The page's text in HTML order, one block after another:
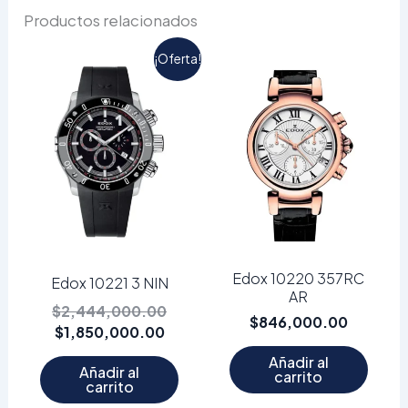
Productos relacionados
¡Oferta!
Edox 10221 3 NIN
$2,444,000.00
El
precio
original
$2,444,000.00.
$1,850,000.00
El
precio
actual
$1,850,000.00.
Añadir al
carrito
Edox 10220 357RC
AR
$846,000.00
Añadir al
carrito